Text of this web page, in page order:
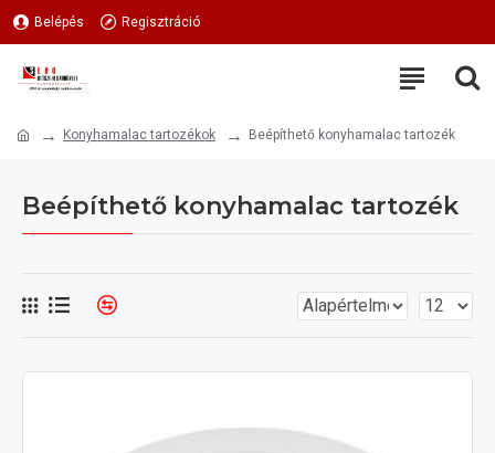
Belépés Regisztráció
Konyhamalac tartozékok Beépíthető konyhamalac tartozék
Beépíthető konyhamalac tartozék